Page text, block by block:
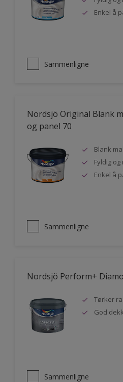
Enkel å
Sammenligne
Nordsjö Original Blank
og panel 70
Blank
Fyldig
Enkel å
Sammenligne
Nordsjö Perform+
Tørker
God
Sammenligne